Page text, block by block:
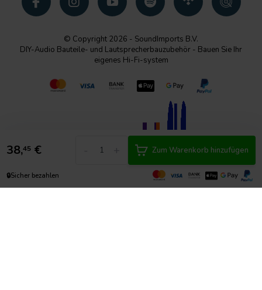
38,45 € Zum Warenkorb hinzufügen
🔒Sicher bezahlen
© Copyright 2026 - SoundImports B.V.
DIY-Audio Bauteile- und Lautsprecherbauzubehör - Bauen Sie Ihr
eigenes Hi-Fi-system